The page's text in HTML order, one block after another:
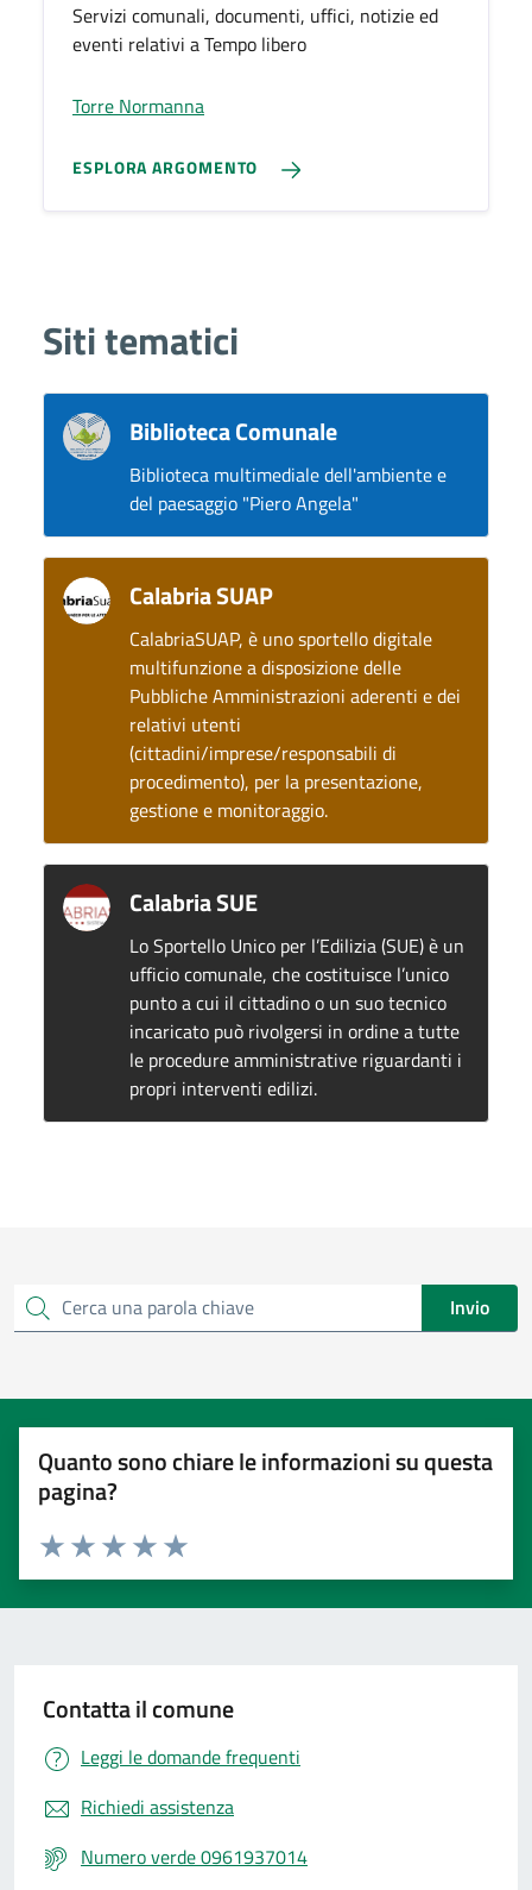
Servizi comunali, documenti, uffici, notizie ed
eventi relativi a Tempo libero
Torre Normanna
ESPLORA ARGOMENTO
Siti tematici
Biblioteca Comunale
Biblioteca multimediale dell'ambiente e
del paesaggio "Piero Angela"
Calabria SUAP
CalabriaSUAP, è uno sportello digitale
multifunzione a disposizione delle
Pubbliche Amministrazioni aderenti e dei
relativi utenti
(cittadini/imprese/responsabili di
procedimento), per la presentazione,
gestione e monitoraggio.
Calabria SUE
Lo Sportello Unico per l’Edilizia (SUE) è un
ufficio comunale, che costituisce l’unico
punto a cui il cittadino o un suo tecnico
incaricato può rivolgersi in ordine a tutte
le procedure amministrative riguardanti i
propri interventi edilizi.
Cerca una parola chiave Invio
Quanto sono chiare le informazioni su questa
pagina?
Valuta 5 stelle su 5
Valuta 4 stelle su 5
Valuta 3 stelle su 5
Valuta 2 stelle su 5
Valuta 1 stelle su 5
Contatta il comune
Leggi le domande frequenti
Richiedi assistenza
Numero verde 0961937014